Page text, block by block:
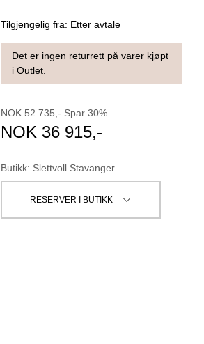
Tilgjengelig fra: Etter avtale
Det er ingen returrett på varer kjøpt
i Outlet.
NOK 52 735,- Spar 30%
NOK 36 915,-
Butikk: Slettvoll Stavanger
RESERVER I BUTIKK